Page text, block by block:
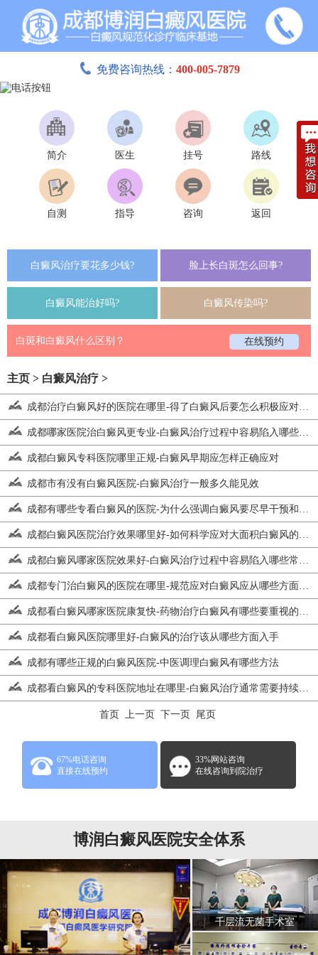
免费咨询热线： 400-005-7879
简介 医生 挂号 路线
自测 指导 咨询 返回
白癜风治疗要花多少钱? 脸上长白斑怎么回事?
白癜风能治好吗? 白癜风传染吗?
白斑和白癜风什么区别？ 在线预约
主页 > 白癜风治疗 >
成都治疗白癜风好的医院在哪里-得了白癜风后要怎么积极应对比较好
成都哪家医院治白癜风更专业-白癜风治疗过程中容易陷入哪些误区
成都白癜风专科医院哪里正规-白癜风早期应怎样正确应对
成都市有没有白癜风医院-白癜风治疗一般多久能见效
成都有哪些专看白癜风的医院-为什么强调白癜风要尽早干预和管理
成都白癜风医院治疗效果哪里好-如何科学应对大面积白癜风的发生
成都白癜风哪家医院效果好-白癜风治疗过程中容易陷入哪些常见误区
成都专门治白癜风的医院在哪里-规范应对白癜风应从哪些方面着手
成都看白癜风哪家医院康复快-药物治疗白癜风有哪些要重视的地方
成都看白癜风医院哪里好-白癜风的治疗该从哪些方面入手
成都有哪些正规的白癜风医院-中医调理白癜风有哪些方法
成都看白癜风的专科医院地址在哪里-白癜风治疗通常需要持续多长时间
首页 上一页 下一页 尾页
67%电话咨询
直接在线预约
33%网站咨询
在线咨询到院治疗
博润白癜风医院安全体系
千层流无菌手术室